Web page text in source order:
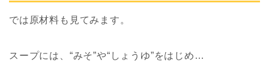
では原材料も見てみます。
スープには、“みそ”や“しょうゆ”をはじめ…